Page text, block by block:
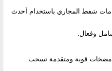
شفط المجاري باستخدام أحدث
وفعال.
مضخات قوية ومتقدمة تسحب